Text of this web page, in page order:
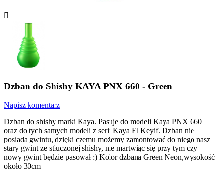

Dzban do Shishy KAYA PNX 660 - Green
Napisz komentarz
Dzban do shishy marki Kaya. Pasuje do modeli Kaya PNX 660
oraz do tych samych modeli z serii Kaya El Keyif. Dzban nie
posiada gwintu, dzięki czemu możemy zamontować do niego nasz
stary gwint ze stłuczonej shishy, nie martwiąc się przy tym czy
nowy gwint będzie pasował :) Kolor dzbana Green Neon,wysokość
około 30cm